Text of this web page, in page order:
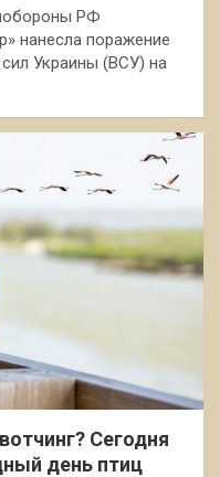
РФ
нанесла поражение
Украины (ВСУ) на
Сегодня
день птиц